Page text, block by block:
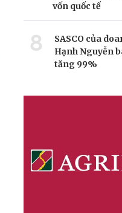
vốn quốc tế
8
SASCO của
Hạnh Nguyễn
tăng 99%